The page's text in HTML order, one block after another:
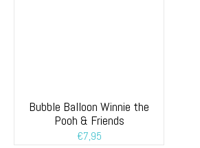
Bubble Balloon Winnie the
Pooh & Friends
€7,95